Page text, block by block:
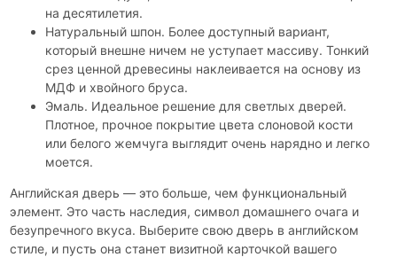
на десятилетия.
Натуральный шпон. Более доступный вариант,
который внешне ничем не уступает массиву. Тонкий
срез ценной древесины наклеивается на основу из
МДФ и хвойного бруса.
Эмаль. Идеальное решение для светлых дверей.
Плотное, прочное покрытие цвета слоновой кости
или белого жемчуга выглядит очень нарядно и легко
моется.
Английская дверь — это больше, чем функциональный
элемент. Это часть наследия, символ домашнего очага и
безупречного вкуса. Выберите свою дверь в английском
стиле, и пусть она станет визитной карточкой вашего